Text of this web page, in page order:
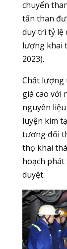
chuyển
tấn than
duy trì tỷ lệ
lượng khai
2023).
Chất lượng
giá cao với
nguyên
luyện kim
tương đối
thọ khai
hoạch
duyệt.